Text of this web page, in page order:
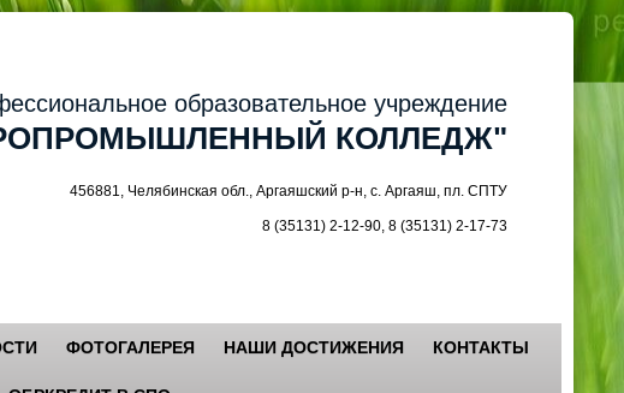
образовательное учреждение
КОЛЛЕДЖ"
456881, Челябинская обл., Аргаяшский р-н, с. Аргаяш, пл. СПТУ
8 (35131) 2-12-90, 8 (35131) 2-17-73
ФОТОГАЛЕРЕЯ НАШИ ДОСТИЖЕНИЯ КОНТАКТЫ